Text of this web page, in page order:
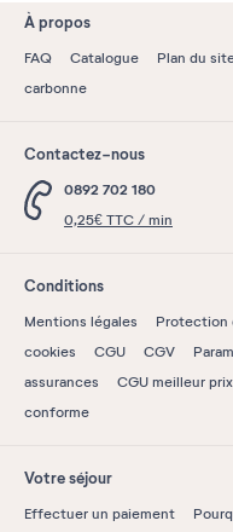
À propos
FAQ Catalogue Plan du
carbonne
Contactez-nous
0892 702 180
0,25€ TTC / min
Conditions
Mentions légales
Protection
cookies
CGU CGV
assurances
CGU meilleur
conforme
Votre séjour
Effectuer un paiement